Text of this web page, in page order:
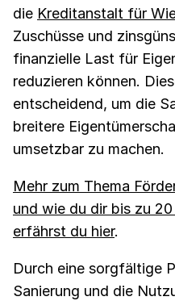
die Kreditanstalt für
Zuschüsse und
finanzielle Last für
reduzieren können.
entscheidend, um die
breitere
umsetzbar zu machen.
Mehr zum Thema
und wie du dir bis zu
erfährst du hier.
Durch eine sorgfältige
Sanierung und die